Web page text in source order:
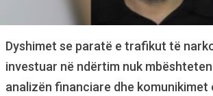
Dyshimet se paratë e trafikut të
investuar në ndërtim nuk
analizën financiare dhe komunikimet